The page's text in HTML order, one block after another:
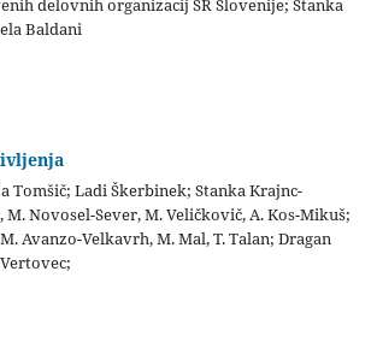
Baldani
Tomšič; Ladi Škerbinek; Stanka Krajnc-
M. Novosel-Sever, M. Veličkovič, A. Kos-Mikuš;
Avanzo-Velkavrh, M. Mal, T. Talan; Dragan